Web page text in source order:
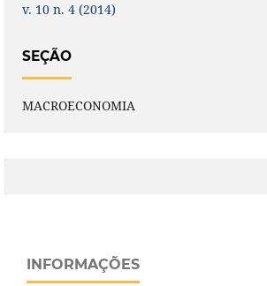
v. 10 n. 4 (2014)
SEÇÃO
MACROECONOMIA
INFORMAÇÕES